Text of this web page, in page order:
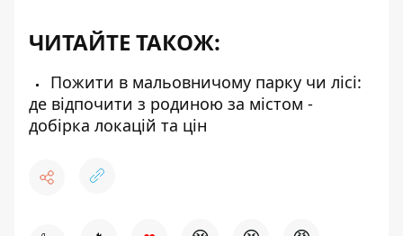
ЧИТАЙТЕ ТАКОЖ:
Пожити в мальовничому парку чи лісі:
де відпочити з родиною за містом -
добірка локацій та цін